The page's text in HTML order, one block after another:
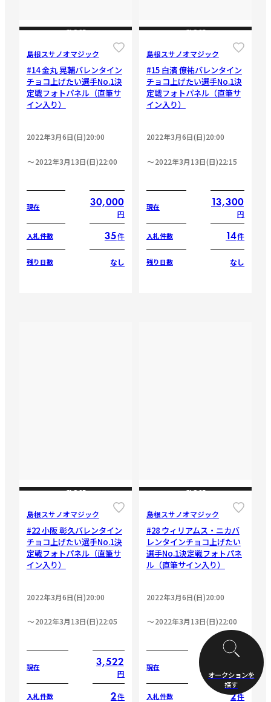
CLOSE
島根スサノオマジック
#14 金丸 晃輔バレンタイン
チョコ上げたい選手No.1決
定戦フォトパネル（直筆サ
イン入り）
2022年3月6日(日)20:00
2022年3月13日(日)22:00
現在 30,000
円
入札件数 35件
残り日数 なし
CLOSE
島根スサノオマジック
#15 白濱 僚祐バレンタイン
チョコ上げたい選手No.1決
定戦フォトパネル（直筆サ
イン入り）
2022年3月6日(日)20:00
2022年3月13日(日)22:15
現在 13,300
円
入札件数 14件
残り日数 なし
CLOSE
島根スサノオマジック
#22 小阪 彰久バレンタイン
チョコ上げたい選手No.1決
定戦フォトパネル（直筆サ
イン入り）
2022年3月6日(日)20:00
2022年3月13日(日)22:05
現在 3,522
円
入札件数 2件
CLOSE
島根スサノオマジック
#28 ウィリアムス・ニカバ
レンタインチョコ上げたい
選手No.1決定戦フォトパネ
ル（直筆サイン入り）
2022年3月6日(日)20:00
2022年3月13日(日)22:00
現在
円
入札件数 2件
オークションを
探す